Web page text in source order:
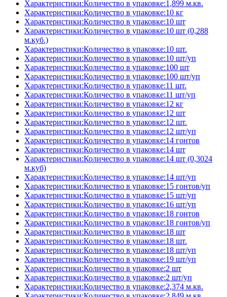
Характеристики:Количество в упаковке:1,899 м.кв.
Характеристики:Количество в упаковке:10 кг
Характеристики:Количество в упаковке:10 шт
Характеристики:Количество в упаковке:10 шт (0,288
м.куб.)
Характеристики:Количество в упаковке:10 шт.
Характеристики:Количество в упаковке:10 шт/уп
Характеристики:Количество в упаковке:100 шт
Характеристики:Количество в упаковке:100 шт/уп
Характеристики:Количество в упаковке:11 шт.
Характеристики:Количество в упаковке:11 шт/уп
Характеристики:Количество в упаковке:12 кг
Характеристики:Количество в упаковке:12 шт
Характеристики:Количество в упаковке:12 шт.
Характеристики:Количество в упаковке:12 шт/уп
Характеристики:Количество в упаковке:14 гонтов
Характеристики:Количество в упаковке:14 шт
Характеристики:Количество в упаковке:14 шт (0,3024
м.куб)
Характеристики:Количество в упаковке:14 шт/уп
Характеристики:Количество в упаковке:15 гонтов/уп
Характеристики:Количество в упаковке:15 шт/уп
Характеристики:Количество в упаковке:16 шт/уп
Характеристики:Количество в упаковке:18 гонтов
Характеристики:Количество в упаковке:18 гонтов/уп
Характеристики:Количество в упаковке:18 шт
Характеристики:Количество в упаковке:18 шт.
Характеристики:Количество в упаковке:18 шт/уп
Характеристики:Количество в упаковке:19 шт/уп
Характеристики:Количество в упаковке:2 шт
Характеристики:Количество в упаковке:2 шт/уп
Характеристики:Количество в упаковке:2,374 м.кв.